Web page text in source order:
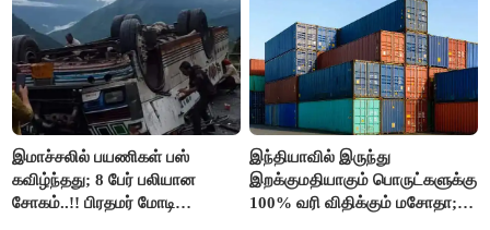
இமாச்சலில் பயணிகள் பஸ்
கவிழ்ந்தது; 8 பேர் பலியான
சோகம்..!! பிரதமர் மோடி
இந்தியாவில் இருந்து
இறக்குமதியாகும் பொருட்களுக்கு
100% வரி விதிக்கும் மசோதா;